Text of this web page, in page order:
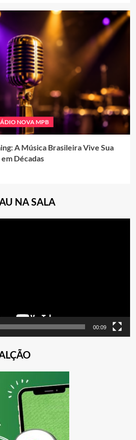
NOVA MPB
A Música Brasileira Vive Sua
Décadas
NA SALA
00:09